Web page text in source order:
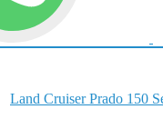
Land Cruiser Prado 150